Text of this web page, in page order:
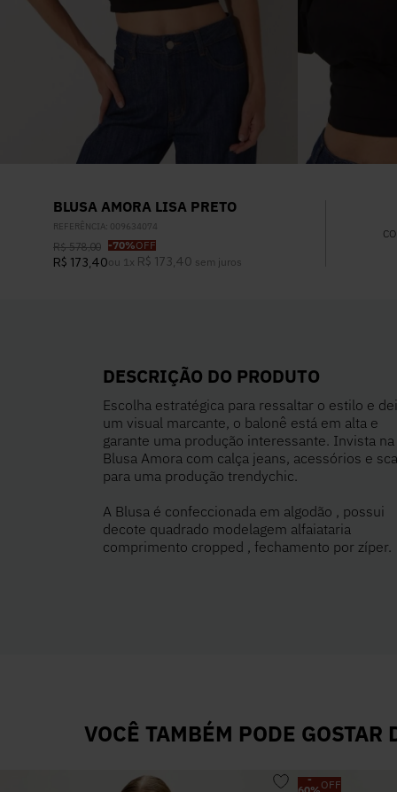
BLUSA AMORA LISA PRETO
REFERÊNCIA: 009634074
R$ 578,00 -70%OFF
R$ 173,40ou 1 x R$ 173 40 sem juros
DESCRIÇÃO DO PRODUTO
Escolha estratégica para ressaltar o estilo e
um visual marcante, o balonê está em alta e
garante uma produção interessante. Invista na
Blusa Amora com calça jeans, acessórios e
para uma produção trendychic.
A Blusa é confeccionada em algodão , possui
decote quadrado modelagem alfaiataria
comprimento cropped , fechamento por zíper.
VOCÊ TAMBÉM PODE GOSTAR
-
OFF